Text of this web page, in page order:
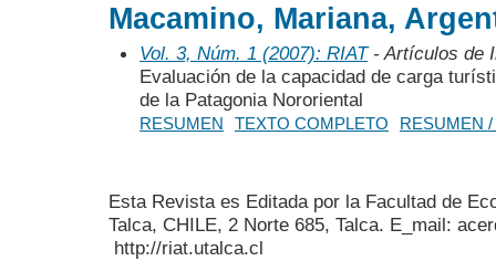
Macamino, Mariana,
Vol. 3, Núm. 1 (2007): RIAT- Artículos de
Evaluación de la capacidad de carga
de la Patagonia Nororiental
RESUMEN TEXTO COMPLETO RESUMEN
Esta Revista es Editada por la Facultad de
Talca, CHILE, 2 Norte 685, Talca. E_mail:
http://riat.utalca.cl